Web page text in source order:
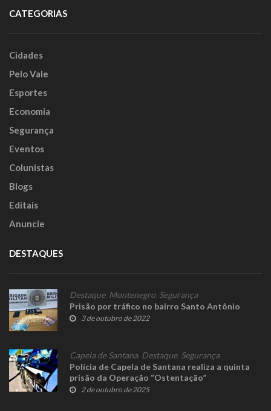
CATEGORIAS
Cidades
Pelo Vale
Esportes
Economia
Segurança
Eventos
Colunistas
Blogs
Editais
Anuncie
DESTAQUES
Destaque, Montenegro Segurança
Prisão por tráfico no bairro Santo Antônio
3 de outubro de 2022
Capela de Santana, Destaque, Segurança
Polícia de Capela de Santana realiza a quinta
prisão da Operação “Ostentação”
2 de outubro de 2025